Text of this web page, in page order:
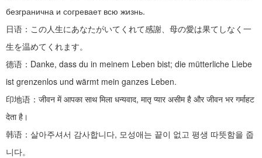
безгранична и согревает всю жизнь.
日语：この人生にあなたがいてくれて感謝、母の愛は果てしなく一
生を温めてくれます。
德语： Danke, dass du in meinem Leben bist; die mütterliche Liebe
ist grenzenlos und wärmt mein ganzes Leben.
印地语： जीवन में आपका साथ मिला धन्यवाद, मातृ प्यार असीम है और जीवन भर गर्माहट
देता है।
韩语：살아주셔서 감사합니다, 모성애는 끝이 없고 평생 따뜻함을 줍
니다。